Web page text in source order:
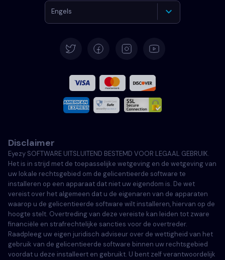
Engels
Italiaans
Portugees
Türkçe
Polski
Disclaimer
Eyezy SOFTWARE UITSLUITEND BESTEMD VOOR LEGAAL GEBRUIK.
Het is in strijd met de toepasselijke wetgeving en de wetgeving van
uw lokale rechtsgebied om de gelicentieerde software te
installeren op een apparaat dat niet uw eigendom is. De wet
vereist over het algemeen dat u de eigenaren van de apparaten
waarop u de gelicentieerde software wilt installeren, hiervan op de
hoogte stelt. Overtreding van deze vereiste kan leiden tot zware
financiële en strafrechtelijke sancties voor de overtreder.
Raadpleeg uw eigen juridisch adviseur over de wettigheid van het
gebruik van de gelicentieerde software binnen uw rechtsgebied
voordat u deze installeert en gebruikt. U bent zelf verantwoordelijk